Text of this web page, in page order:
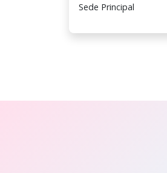
Sede Principal